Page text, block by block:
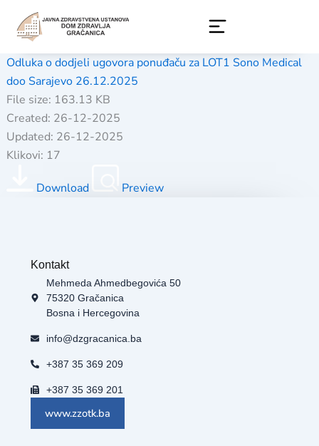
content
Odluka o dodjeli ugovora ponuđaču za LOT1 Sono Medical
doo Sarajevo 26.12.2025
File size: 163.13 KB
Created: 26-12-2025
Updated: 26-12-2025
Klikovi: 17
Download Preview
Kontakt
Mehmeda Ahmedbegovića 50
75320 Gračanica
Bosna i Hercegovina
info@dzgracanica.ba
+387 35 369 209
+387 35 369 201
www.zzotk.ba